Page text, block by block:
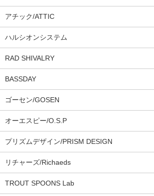
アチック/ATTIC
ハルシオンシステム
RAD SHIVALRY
BASSDAY
ゴーセン/GOSEN
オーエスピー/O.S.P
プリズムデザイン/PRISM DESIGN
リチャーズ/Richaeds
TROUT SPOONS Lab